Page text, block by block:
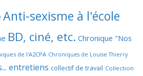
Anti-sexisme à l'école
BD, ciné, etc. Chronique "Nos
de l'A2CPA Chroniques de Louise Thierry
entretiens collectif de travail Collection